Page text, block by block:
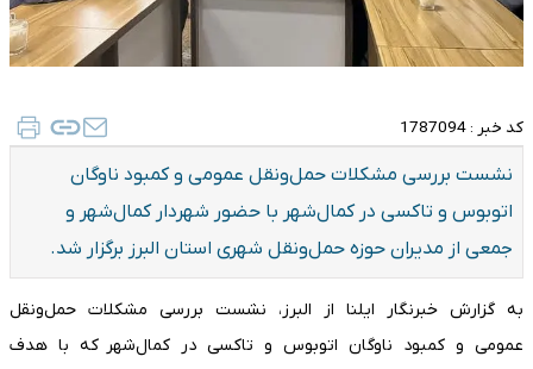
کد خبر : 1787094
نشست بررسی مشکلات حمل‌ونقل عمومی و کمبود ناوگان
اتوبوس و تاکسی در کمال‌شهر با حضور شهردار کمال‌شهر و
جمعی از مدیران حوزه حمل‌ونقل شهری استان البرز برگزار شد.
به گزارش خبرنگار ایلنا از البرز، نشست بررسی مشکلات حمل‌ونقل
عمومی و کمبود ناوگان اتوبوس و تاکسی در کمال‌شهر که با هدف